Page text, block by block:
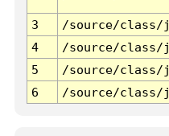
3 /source/class/
4
/source/class/
5
/source/class/
6
/source/class/